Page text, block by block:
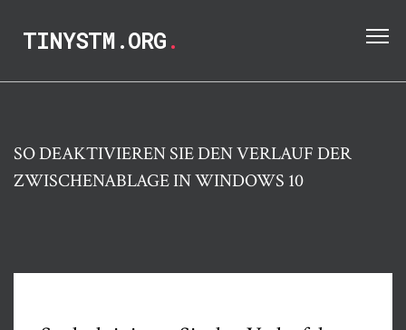
TINYSTM.ORG.
SO DEAKTIVIEREN SIE DEN VERLAUF DER
ZWISCHENABLAGE IN WINDOWS 10